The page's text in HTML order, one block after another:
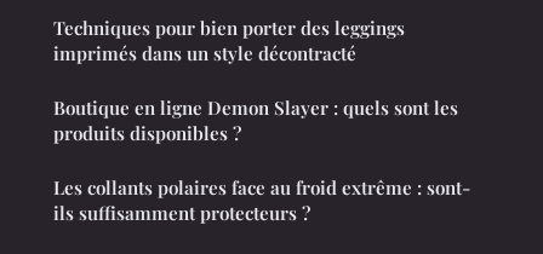
Techniques pour bien porter des leggings
imprimés dans un style décontracté
Boutique en ligne Demon Slayer : quels sont les
produits disponibles ?
Les collants polaires face au froid extrême : sont-
ils suffisamment protecteurs ?